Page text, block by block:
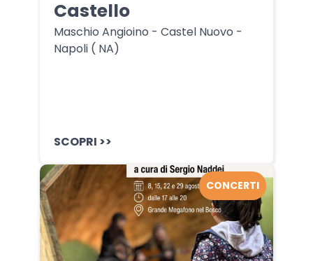
Castello
Maschio Angioino - Castel Nuovo -
Napoli ( NA)
SCOPRI >>
CONCERTI